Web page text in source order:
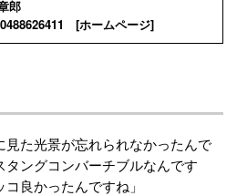
郎
[ホームページ]
た光景が忘れられなかったんで
ングコンバーチブルなんです
良かったんですね」